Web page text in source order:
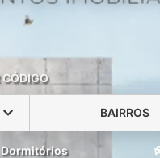
CÓDIGO
BAIRROS
Dormitórios